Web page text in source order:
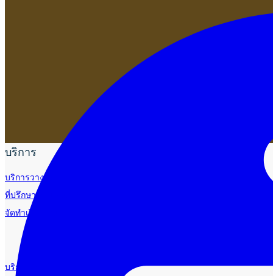
บริการ
บริการวางระบบบัญชี
ที่ปรึกษาวางแผนภาษีอากร
จัดทำเงินเดือน
บริการด้านใบอนุญาต